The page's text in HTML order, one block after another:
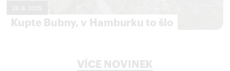
Kupte Bubny, v Hamburku to šlo
26. 6. 2025
VÍCE NOVINEK